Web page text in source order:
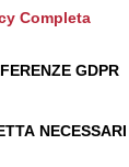
Completa
NECESSARI
GDPR